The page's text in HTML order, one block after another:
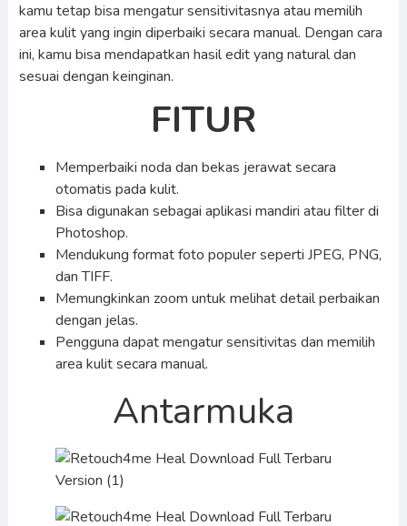
kamu tetap bisa mengatur sensitivitasnya atau memilih
area kulit yang ingin diperbaiki secara manual. Dengan cara
ini, kamu bisa mendapatkan hasil edit yang natural dan
sesuai dengan keinginan.
FITUR
Memperbaiki noda dan bekas jerawat secara
otomatis pada kulit.
Bisa digunakan sebagai aplikasi mandiri atau filter di
Photoshop.
Mendukung format foto populer seperti JPEG, PNG,
dan TIFF.
Memungkinkan zoom untuk melihat detail perbaikan
dengan jelas.
Pengguna dapat mengatur sensitivitas dan memilih
area kulit secara manual.
Antarmuka